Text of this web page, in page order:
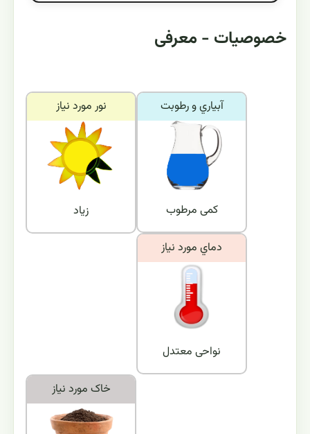
خصوصیات - معرفی
نور مورد نياز
زیاد
آبياري و رطوبت
کمی مرطوب
دماي مورد نياز
نواحی معتدل
خاک مورد نياز